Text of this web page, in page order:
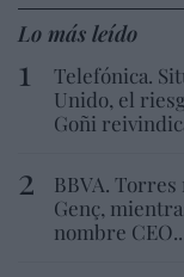
Lo más leído
Telefónica.
Unido, el
Goñi
BBVA. Torres
Genç,
nombre